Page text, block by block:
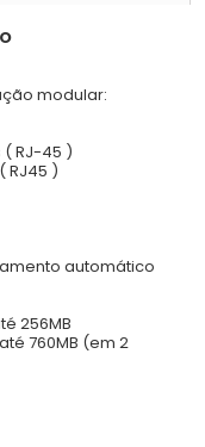
modular:
( RJ-45 )
RJ45 )
automático
256MB
760MB (em 2